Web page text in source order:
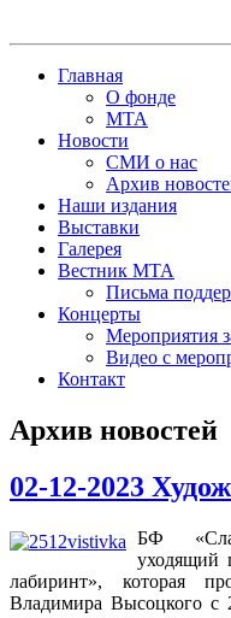
Главная
О фонде
МТА
Новости
СМИ о нас
Архив
Наши издания
Выставки
Галерея
Вестник МТА
Письма
Концерты
Мероприятия
Видео с
Контакт
Архив новостей
02-12-2023
БФ
уходящий
лабиринт», которая
Владимира Высоцкого с